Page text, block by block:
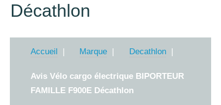
Décathlon
Accueil Marque Decathlon
Avis Vélo cargo électrique BIPORTEUR
FAMILLE F900E Décathlon